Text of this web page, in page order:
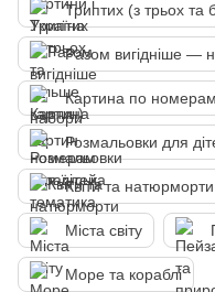
Триптих (з трьох та
Разом вигідніше —
Картина по номерам
Розмальовки для
Квіти та натюрморти
Міста світу
Море та кораблі